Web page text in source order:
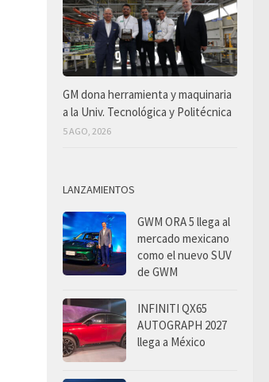
GM dona herramienta y maquinaria
a la Univ. Tecnológica y Politécnica
5 AGO, 2026
LANZAMIENTOS
GWM ORA 5 llega al
mercado mexicano
como el nuevo SUV
de GWM
INFINITI QX65
AUTOGRAPH 2027
llega a México